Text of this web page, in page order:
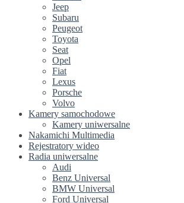
Jeep
Subaru
Peugeot
Toyota
Seat
Opel
Fiat
Lexus
Porsche
Volvo
Kamery samochodowe
Kamery uniwersalne
Nakamichi Multimedia
Rejestratory wideo
Radia uniwersalne
Audi
Benz Universal
BMW Universal
Ford Universal